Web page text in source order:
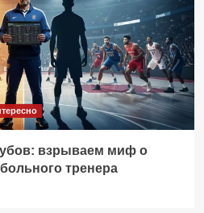
взрываем миф о
тренера